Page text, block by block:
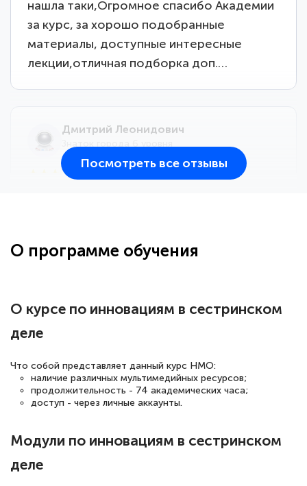
нашла таки,Огромное спасибо Академии
за курс, за хорошо подобранные
материалы, доступные интересные
лекции,отличная подборка доп.…
Дмитрий Леонидович
большое количество методических
Знаток города 5 уровня
18 марта 2026
повышения квалификации "Эксперт ЕГЭ по
русскому языку и литературе". Много
Посмотреть все отзывы
О программе обучения
О курсе по инновациям в сестринском
деле
Что собой представляет данный курс НМО:
наличие различных мультимедийных ресурсов;
продолжительность - 74 академических часа;
доступ - через личные аккаунты.
Модули по инновациям в сестринском
деле